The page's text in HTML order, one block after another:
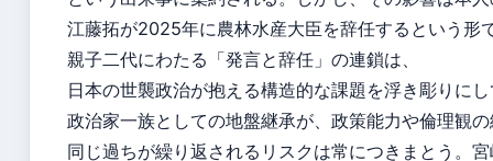
江藤拓が2025年に農林水産大臣を辞任するという形
親子二代にわたる「発言と辞任」の連鎖は、
日本の世襲政治が抱える構造的な課題を浮き彫りに
政治家一族としての地盤継承が、政策能力や倫理観
同じ過ちが繰り返されるリスクは常につきまとう。